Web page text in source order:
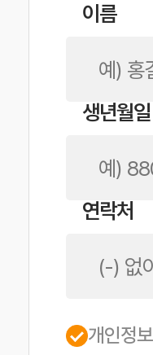
이름
생년월일
연락처
개인정